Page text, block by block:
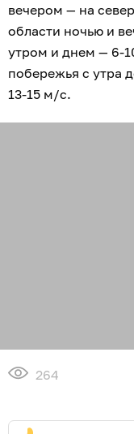
вечером — на
области ночью и
утром и днем — 6-
побережья с утра
13-15 м/с.
264